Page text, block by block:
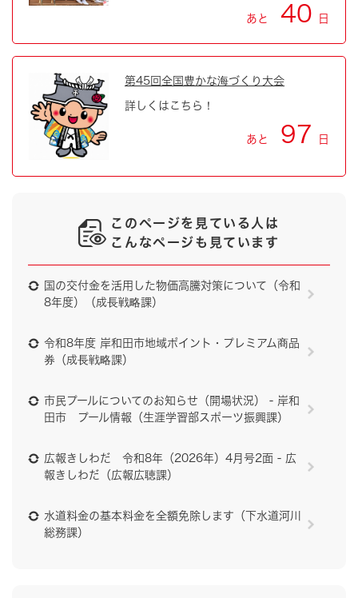
あと 40 日
第45回全国豊かな海づくり大会
詳しくはこちら！
あと 97 日
このページを見ている人は
こんなページも見ています
国の交付金を活用した物価高騰対策について（令和
8年度）（成長戦略課）
令和8年度 岸和田市地域ポイント・プレミアム商品
券（成長戦略課）
市民プールについてのお知らせ（開場状況） - 岸和
田市 プール情報（生涯学習部スポーツ振興課）
広報きしわだ 令和8年（2026年）4月号2面 - 広
報きしわだ（広報広聴課）
水道料金の基本料金を全額免除します（下水道河川
総務課）